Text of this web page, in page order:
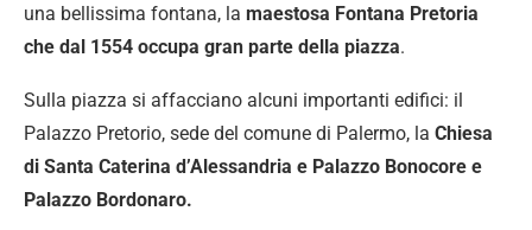
una bellissima fontana, la maestosa Fontana Pretoria
che dal 1554 occupa gran parte della piazza.
Sulla piazza si affacciano alcuni importanti edifici: il
Palazzo Pretorio, sede del comune di Palermo, la Chiesa
di Santa Caterina d’Alessandria e Palazzo Bonocore e
Palazzo Bordonaro.